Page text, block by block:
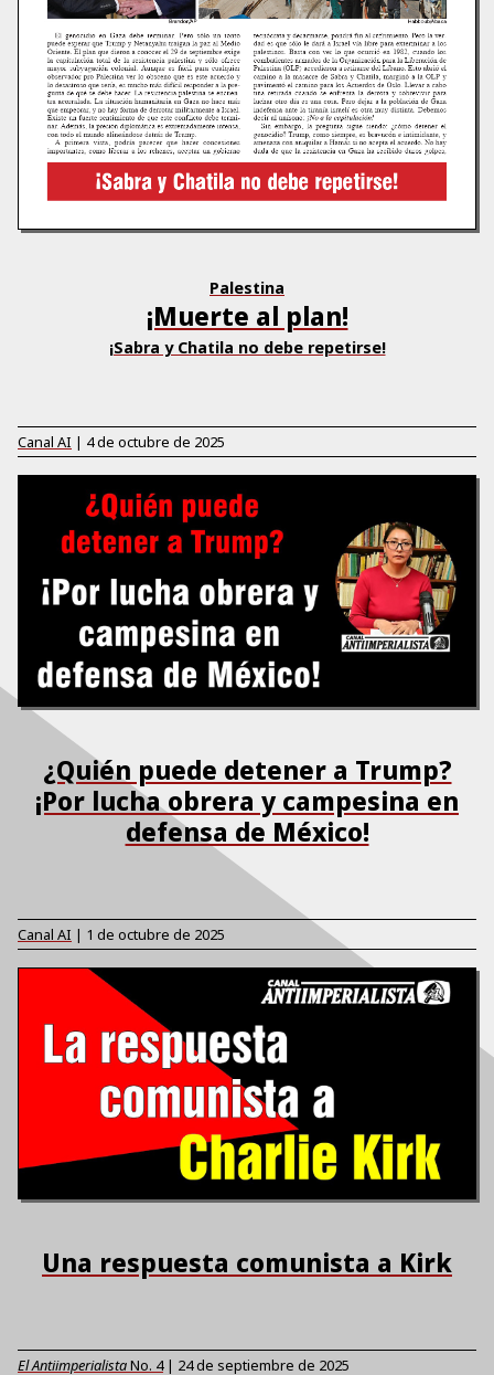
Palestina
¡Muerte al plan!
¡Sabra y Chatila no debe repetirse!
Canal AI | 4 de octubre de 2025
¿Quién puede detener a Trump?
¡Por lucha obrera y campesina en
defensa de México!
Canal AI | 1 de octubre de 2025
Una respuesta comunista a Kirk
El AntiimperialistaNo. 4 | 24 de septiembre de 2025